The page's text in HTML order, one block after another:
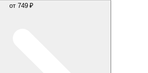
от 749 ₽